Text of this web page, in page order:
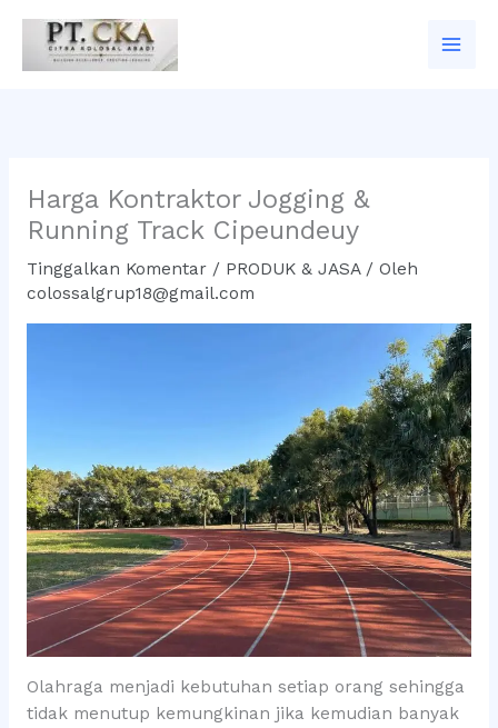
konten
Harga Kontraktor Jogging &
Running Track Cipeundeuy
Tinggalkan Komentar / PRODUK & JASA/ Oleh
colossalgrup18@gmail.com
Olahraga menjadi kebutuhan setiap orang sehingga
tidak menutup kemungkinan jika kemudian banyak